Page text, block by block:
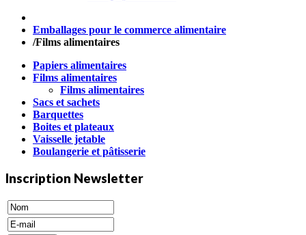
Emballages pour le commerce alimentaire
/Films alimentaires
Papiers alimentaires
Films alimentaires
Films alimentaires
Sacs et sachets
Barquettes
Boites et plateaux
Vaisselle jetable
Boulangerie et pâtisserie
Inscription Newsletter